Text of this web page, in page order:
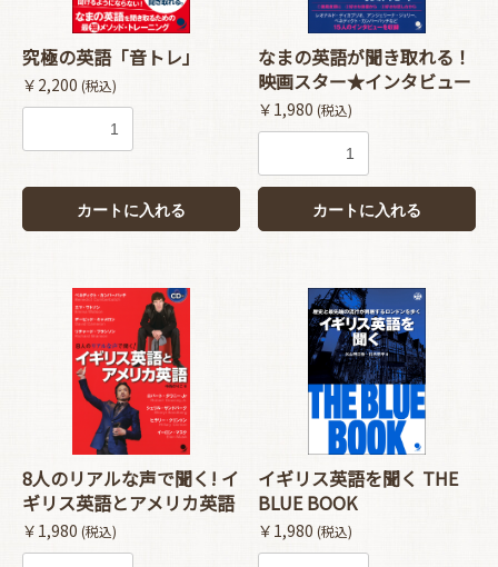
究極の英語「音トレ」
￥2,200 (税込)
カートに入れる
なまの英語が聞き取れる！
映画スター★インタビュー
￥1,980 (税込)
カートに入れる
8人のリアルな声で聞く! イ
ギリス英語とアメリカ英語
￥1,980 (税込)
イギリス英語を聞く THE
BLUE BOOK
￥1,980 (税込)
お買い物を続ける カートへ進む